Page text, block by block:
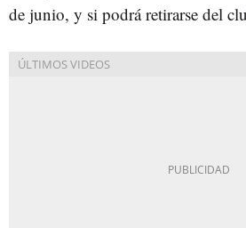
de junio, y si podrá retirarse del